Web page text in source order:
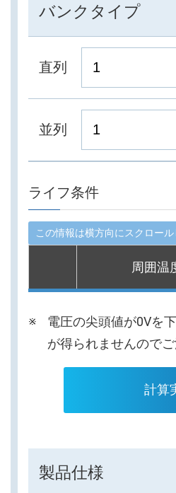
バンクタイプ
直列
並列
ライフ条件
周囲温
電圧の尖頭値が0Vを
が得られませんのでご
計算
製品仕様